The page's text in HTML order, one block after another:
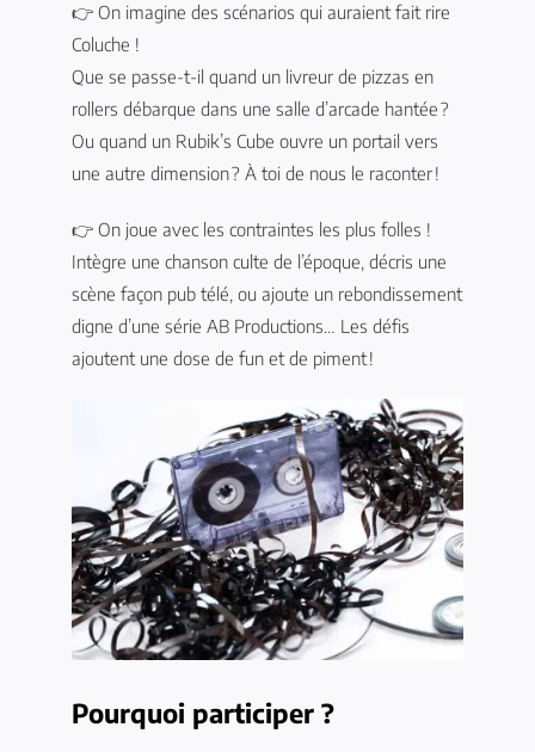
👉 On imagine des scénarios qui auraient fait rire
Coluche !
Que se passe-t-il quand un livreur de pizzas en
rollers débarque dans une salle d’arcade hantée ?
Ou quand un Rubik’s Cube ouvre un portail vers
une autre dimension ? À toi de nous le raconter !
👉 On joue avec les contraintes les plus folles !
Intègre une chanson culte de l’époque, décris une
scène façon pub télé, ou ajoute un rebondissement
digne d’une série AB Productions… Les défis
ajoutent une dose de fun et de piment !
Pourquoi participer ?